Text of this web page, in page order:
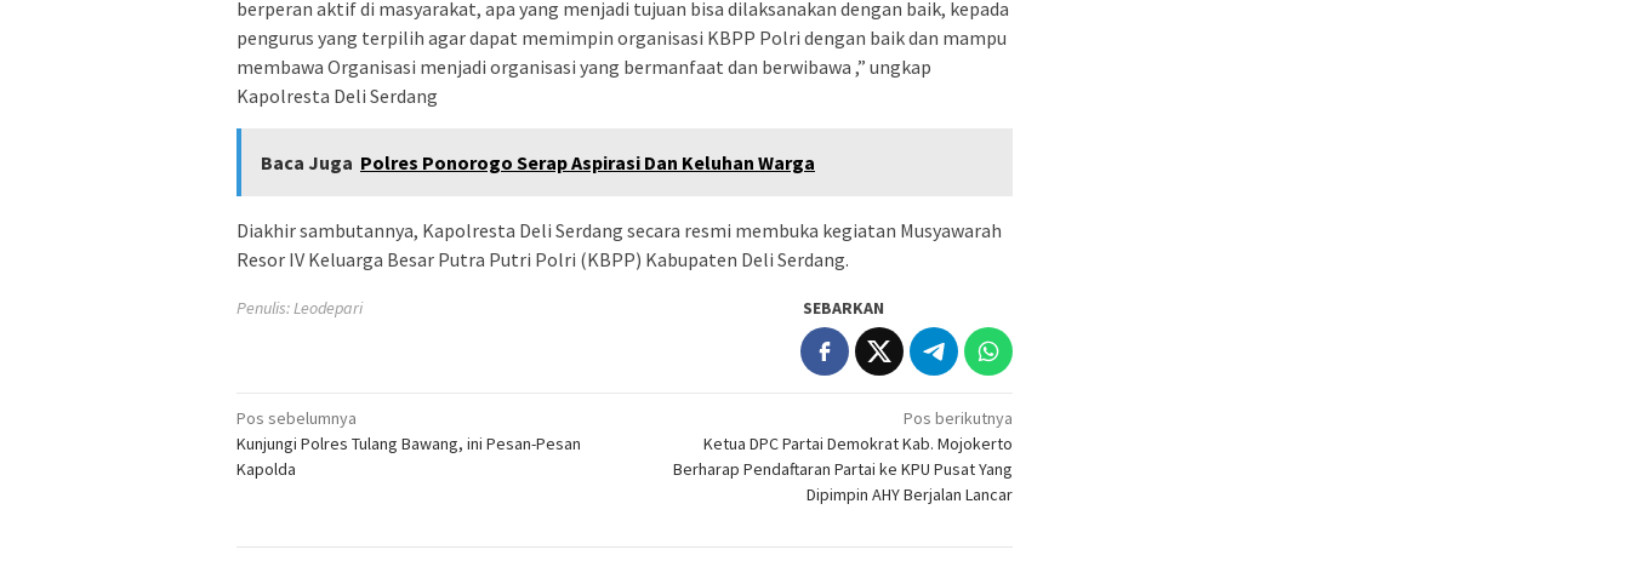
berperan aktif di masyarakat, apa yang menjadi tujuan bisa dilaksanakan dengan baik, kepada
pengurus yang terpilih agar dapat memimpin organisasi KBPP Polri dengan baik dan mampu
membawa Organisasi menjadi organisasi yang bermanfaat dan berwibawa ,” ungkap
Kapolresta Deli Serdang
Baca Juga Polres Ponorogo Serap Aspirasi Dan Keluhan Warga
Diakhir sambutannya, Kapolresta Deli Serdang secara resmi membuka kegiatan Musyawarah
Resor IV Keluarga Besar Putra Putri Polri (KBPP) Kabupaten Deli Serdang.
Penulis: Leodepari SEBARKAN
Navigasi
pos
Pos sebelumnya
Kunjungi Polres Tulang Bawang, ini Pesan-Pesan
Kapolda
Pos berikutnya
Ketua DPC Partai Demokrat Kab. Mojokerto
Berharap Pendaftaran Partai ke KPU Pusat Yang
Dipimpin AHY Berjalan Lancar